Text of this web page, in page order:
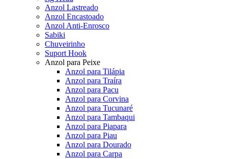
Anzol Lastreado
Anzol Encastoado
Anzol Anti-Enrosco
Sabiki
Chuveirinho
Suport Hook
Anzol para Peixe
Anzol para Tilápia
Anzol para Traíra
Anzol para Pacu
Anzol para Corvina
Anzol para Tucunaré
Anzol para Tambaqui
Anzol para Piapara
Anzol para Piau
Anzol para Dourado
Anzol para Carpa